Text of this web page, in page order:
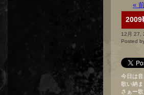
«
2009
12月 27,
Posted
今日は音
歌い納
さぁー